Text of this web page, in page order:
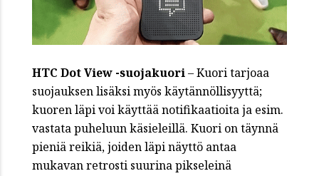
HTC Dot View -suojakuori– Kuori tarjoaa
suojauksen lisäksi myös käytännöllisyyttä;
kuoren läpi voi käyttää notifikaatioita ja esim.
vastata puheluun käsieleillä. Kuori on täynnä
pieniä reikiä, joiden läpi näyttö antaa
mukavan retrosti suurina pikseleinä